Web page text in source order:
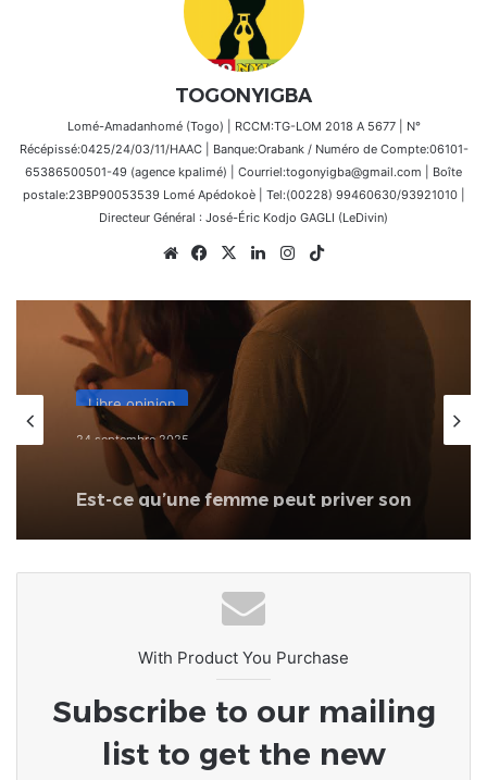
TOGONYIGBA
Lomé-Amadanhomé (Togo) | RCCM:TG-LOM 2018 A 5677 | N°
Récépissé:0425/24/03/11/HAAC | Banque:Orabank / Numéro de Compte:06101-
65386500501-49 (agence kpalimé) | Courriel:togonyigba@gmail.com | Boîte
postale:23BP90053539 Lomé Apédokoè | Tel:(00228) 99460630/93921010 |
Directeur Général : José-Éric Kodjo GAGLI (LeDivin)
WebsiteFacebook
X LinkedinInstagram
Libre opinion
24 septembre 2025
Est-ce qu’une femme peut priver son
mari de relation intime après une
dispute ?
With Product You Purchase
Subscribe to our mailing
list to get the new